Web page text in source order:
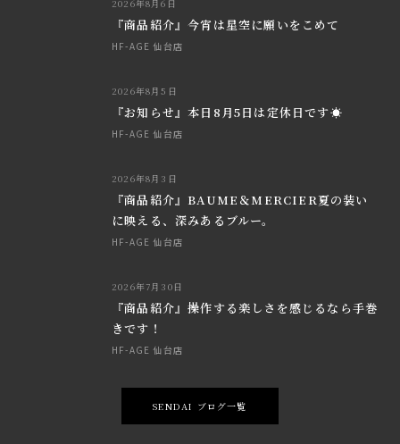
2026年8月6日
『商品紹介』今宵は星空に願いをこめて
HF-AGE 仙台店
2026年8月5日
『お知らせ』本日8月5日は定休日です☀
HF-AGE 仙台店
2026年8月3日
『商品紹介』BAUME＆MERCIER夏の装い
に映える、深みあるブルー。
HF-AGE 仙台店
2026年7月30日
『商品紹介』操作する楽しさを感じるなら手巻
きです！
HF-AGE 仙台店
SENDAI ブログ一覧